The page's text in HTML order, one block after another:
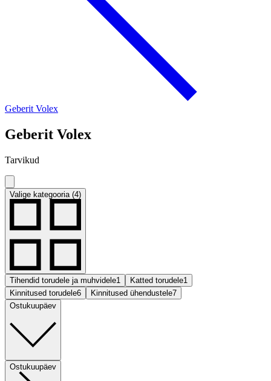
Geberit Volex
Geberit Volex
Tarvikud
Valige kategooria (4)
Tihendid torudele ja muhvidele1 Katted torudele1
Kinnitused torudele6 Kinnitused ühendustele7
Ostukuupäev
Ostukuupäev